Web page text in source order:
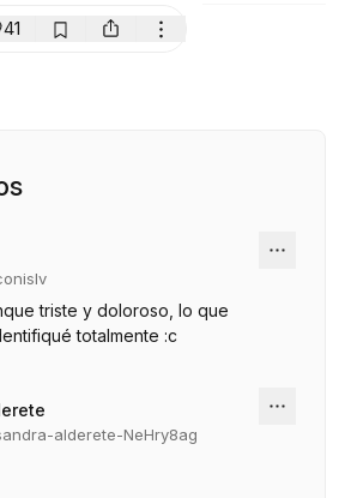
41
triste y doloroso, lo que
totalmente :c
alderete-NeHry8ag